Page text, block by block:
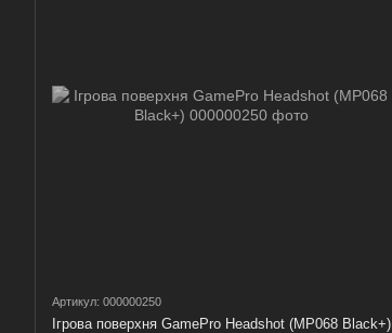
Артикул: 000000250
Ігрова поверхня GamePro Headshot (MP068 Black+)